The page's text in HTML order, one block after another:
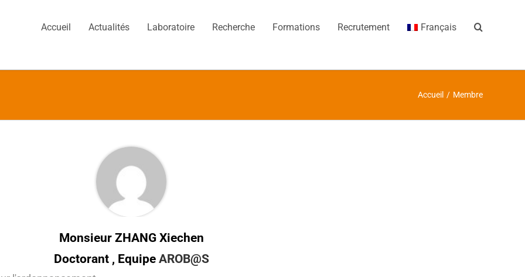
Accueil Actualités Laboratoire Recherche Formations Recrutement Français
Accueil / Membre
Monsieur ZHANG Xiechen
Doctorant , Equipe AROB@S